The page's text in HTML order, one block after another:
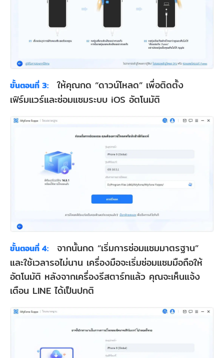
ขั้นตอนที่ 3:
ให้คุณกด “ดาวน์โหลด” เพื่อติดตั้ง
เฟิร์มแวร์และซ่อมแซมระบบ iOS อัตโนมัติ
ขั้นตอนที่ 4:
จากนั้นกด “เริ่มการซ่อมแซมมาตรฐาน”
และใช้เวลารอไม่นาน เครื่องมือจะเริ่มซ่อมแซมมือถือให้
อัตโนมัติ หลังจากเครื่องรีสตาร์ทแล้ว คุณจะเห็นแจ้ง
เตือน LINE ได้เป็นปกติ